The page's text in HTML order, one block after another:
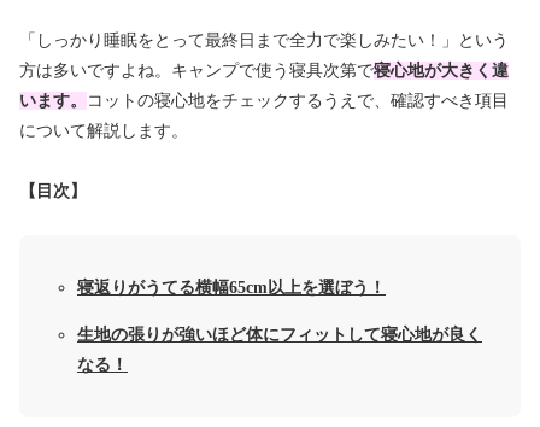
「しっかり睡眠をとって最終日まで全力で楽しみたい！」という
方は多いですよね。キャンプで使う寝具次第で寝心地が大きく違
います。
コットの寝心地をチェックするうえで、確認すべき項目
について解説します。
【目次】
寝返りがうてる横幅65cm以上を選ぼう！
生地の張りが強いほど体にフィットして寝心地が良く
なる！